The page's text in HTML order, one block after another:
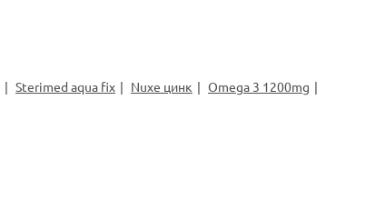
Sterimed aqua fix Nuxe цинк
Omega 3 1200mg